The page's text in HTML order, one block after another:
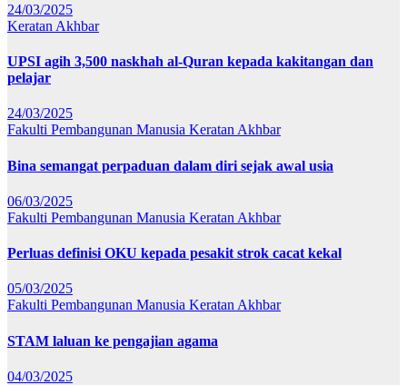
24/03/2025
Keratan Akhbar
UPSI agih 3,500 naskhah al-Quran kepada kakitangan dan
pelajar
24/03/2025
Fakulti Pembangunan Manusia Keratan Akhbar
Bina semangat perpaduan dalam diri sejak awal usia
06/03/2025
Fakulti Pembangunan Manusia Keratan Akhbar
Perluas definisi OKU kepada pesakit strok cacat kekal
05/03/2025
Fakulti Pembangunan Manusia Keratan Akhbar
STAM laluan ke pengajian agama
04/03/2025